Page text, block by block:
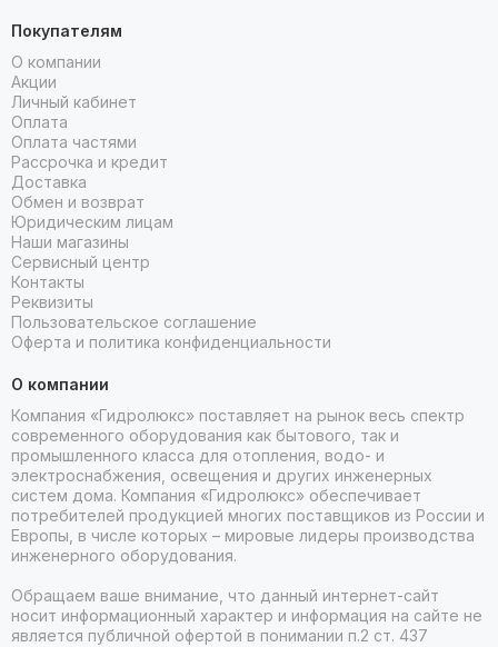
Покупателям
О компании
Акции
Личный кабинет
Оплата
Оплата частями
Рассрочка и кредит
Доставка
Обмен и возврат
Юридическим лицам
Наши магазины
Сервисный центр
Контакты
Реквизиты
Пользовательское соглашение
Оферта и политика конфиденциальности
О компании
Компания «Гидролюкс» поставляет на рынок весь спектр
современного оборудования как бытового, так и
промышленного класса для отопления, водо- и
электроснабжения, освещения и других инженерных
систем дома. Компания «Гидролюкс» обеспечивает
потребителей продукцией многих поставщиков из России и
Европы, в числе которых – мировые лидеры производства
инженерного оборудования.
Обращаем ваше внимание, что данный интернет-сайт
носит информационный характер и информация на сайте не
является публичной офертой в понимании п.2 ст. 437